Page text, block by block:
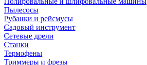
Пылесосы
Рубанки и рейсмусы
Садовый инструмент
Сетевые дрели
Станки
Термофены
Триммеры и фрезы